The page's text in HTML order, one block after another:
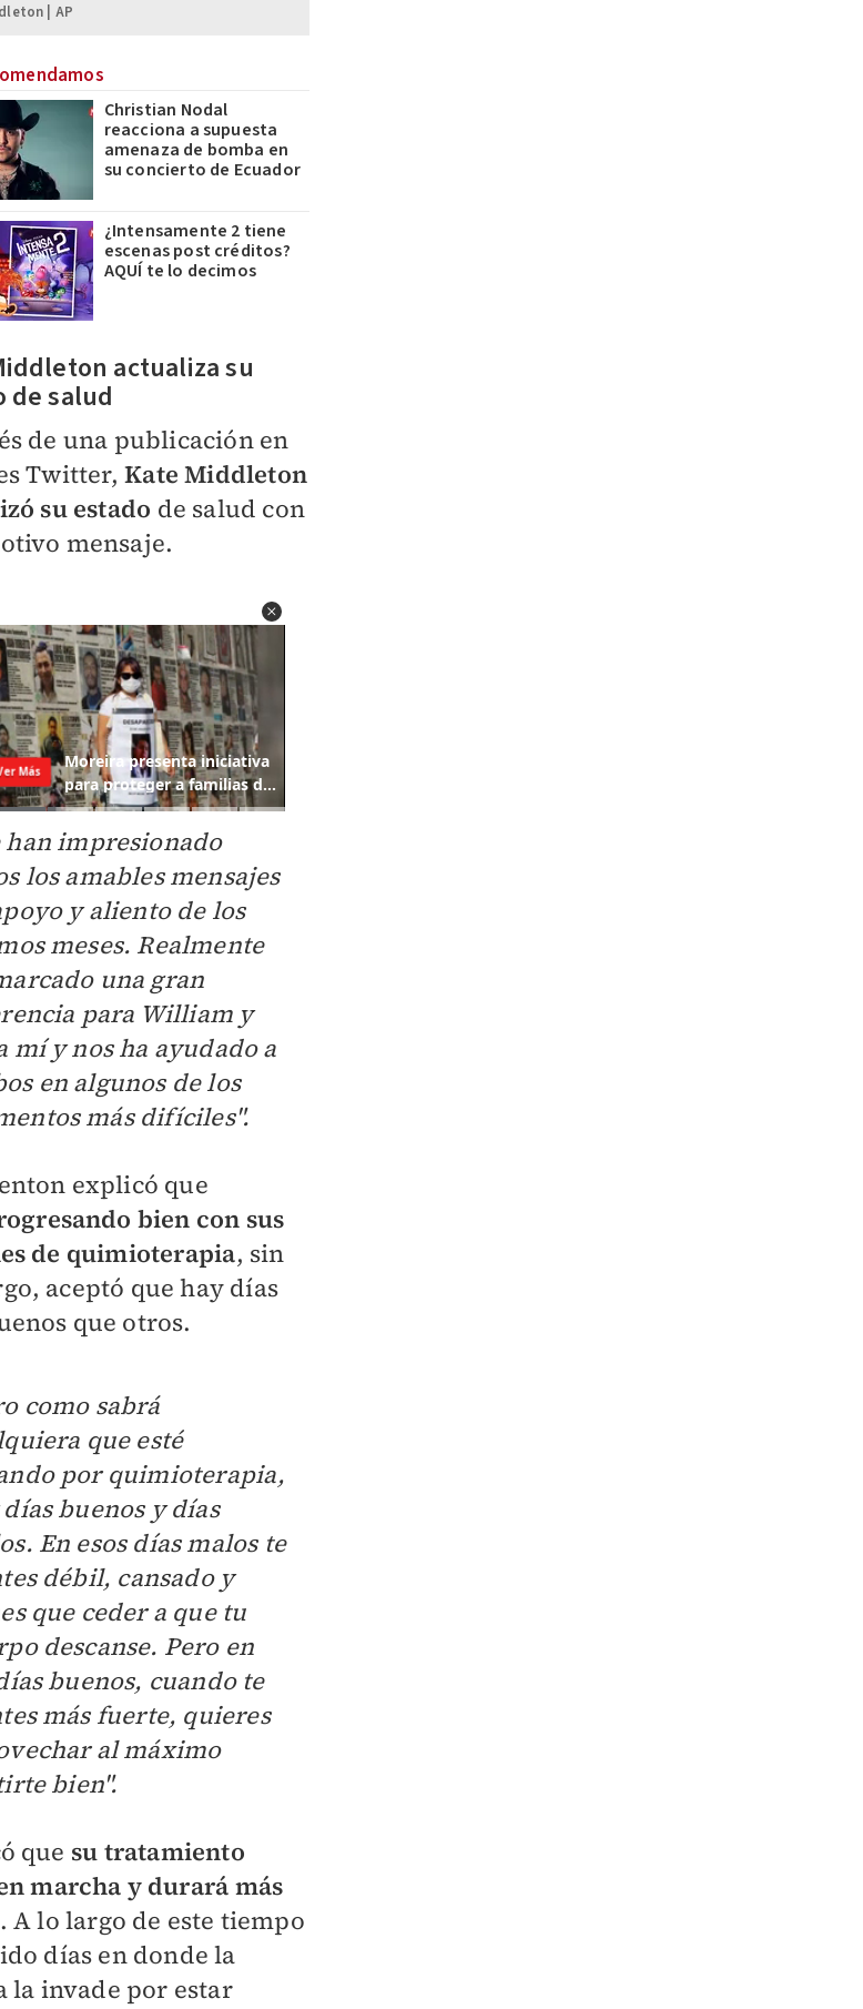
| AP
Christian Nodal
reacciona a supuesta
amenaza de bomba en
su concierto de Ecuador
¿Intensamente 2 tiene
escenas post créditos?
AQUÍ te lo decimos
actualiza su
de salud
de una publicación en
Twitter,Kate Middleton
su estado de salud con
mensaje.
han impresionado
los amables mensajes
y aliento de los
meses. Realmente
una gran
para William y
mí y nos ha ayudado a
en algunos de los
más difíciles".
explicó que
bien con sus
de quimioterapia, sin
aceptó que hay días
que otros.
como sabrá
que esté
por quimioterapia,
buenos y días
En esos días malos te
débil, cansado y
que ceder a que tu
descanse. Pero en
buenos, cuando te
más fuerte, quieres
al máximo
bien".
que su tratamiento
marcha y durará más
. A lo largo de este tiempo
días en donde la
la invade por estar